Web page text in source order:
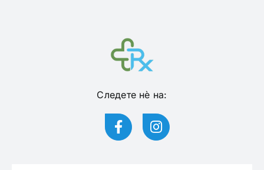
Следете нѐ на: